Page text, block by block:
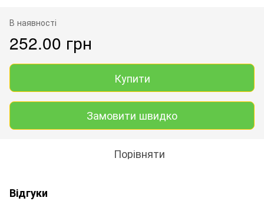
В наявності
252.00 грн
Купити
Замовити швидко
Порівняти
Відгуки